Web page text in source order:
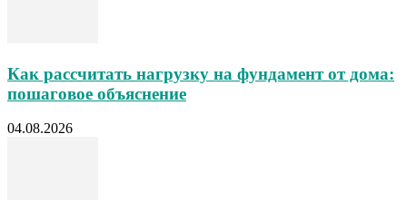
Как рассчитать нагрузку на фундамент от дома:
пошаговое объяснение
04.08.2026